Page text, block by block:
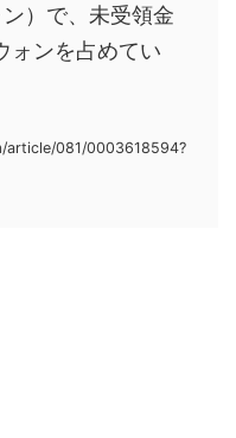
）で、未受領金
ォンを占めてい
article/081/0003618594?